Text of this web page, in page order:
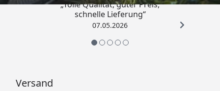
„Tolle Qualität, guter Preis,
schnelle Lieferung“
07.05.2026
Versand